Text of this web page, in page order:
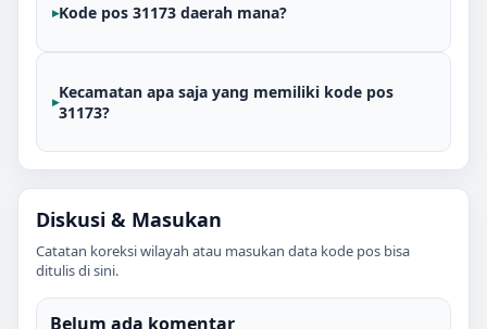
Kode pos 31173 daerah mana?
Kecamatan apa saja yang memiliki kode pos
31173?
Diskusi & Masukan
Catatan koreksi wilayah atau masukan data kode pos bisa
ditulis di sini.
Belum ada komentar